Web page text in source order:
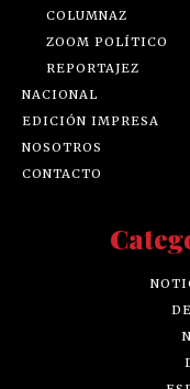
COLUMNAZ
ZOOM POLÍTICO
REPORTAJEZ
NACIONAL
EDICIÓN IMPRESA
NOSOTROS
CONTACTO